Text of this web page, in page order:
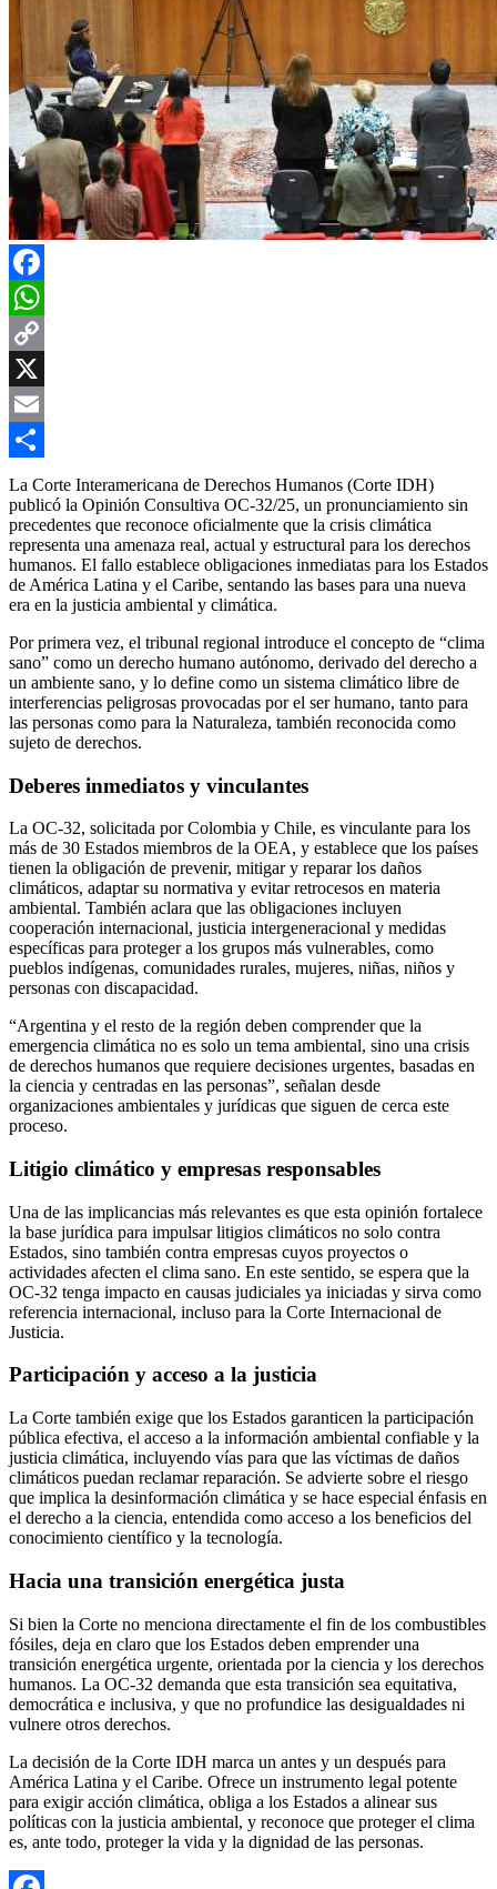
Facebook
WhatsApp
Copy
Link
X
Email
Compartir
La Corte Interamericana de Derechos Humanos (Corte IDH)
publicó la Opinión Consultiva OC-32/25, un pronunciamiento sin
precedentes que reconoce oficialmente que la crisis climática
representa una amenaza real, actual y estructural para los derechos
humanos. El fallo establece obligaciones inmediatas para los Estados
de América Latina y el Caribe, sentando las bases para una nueva
era en la justicia ambiental y climática.
Por primera vez, el tribunal regional introduce el concepto de “clima
sano” como un derecho humano autónomo, derivado del derecho a
un ambiente sano, y lo define como un sistema climático libre de
interferencias peligrosas provocadas por el ser humano, tanto para
las personas como para la Naturaleza, también reconocida como
sujeto de derechos.
Deberes inmediatos y vinculantes
La OC-32, solicitada por Colombia y Chile, es vinculante para los
más de 30 Estados miembros de la OEA, y establece que los países
tienen la obligación de prevenir, mitigar y reparar los daños
climáticos, adaptar su normativa y evitar retrocesos en materia
ambiental. También aclara que las obligaciones incluyen
cooperación internacional, justicia intergeneracional y medidas
específicas para proteger a los grupos más vulnerables, como
pueblos indígenas, comunidades rurales, mujeres, niñas, niños y
personas con discapacidad.
“Argentina y el resto de la región deben comprender que la
emergencia climática no es solo un tema ambiental, sino una crisis
de derechos humanos que requiere decisiones urgentes, basadas en
la ciencia y centradas en las personas”, señalan desde
organizaciones ambientales y jurídicas que siguen de cerca este
proceso.
Litigio climático y empresas responsables
Una de las implicancias más relevantes es que esta opinión fortalece
la base jurídica para impulsar litigios climáticos no solo contra
Estados, sino también contra empresas cuyos proyectos o
actividades afecten el clima sano. En este sentido, se espera que la
OC-32 tenga impacto en causas judiciales ya iniciadas y sirva como
referencia internacional, incluso para la Corte Internacional de
Justicia.
Participación y acceso a la justicia
La Corte también exige que los Estados garanticen la participación
pública efectiva, el acceso a la información ambiental confiable y la
justicia climática, incluyendo vías para que las víctimas de daños
climáticos puedan reclamar reparación. Se advierte sobre el riesgo
que implica la desinformación climática y se hace especial énfasis en
el derecho a la ciencia, entendida como acceso a los beneficios del
conocimiento científico y la tecnología.
Hacia una transición energética justa
Si bien la Corte no menciona directamente el fin de los combustibles
fósiles, deja en claro que los Estados deben emprender una
transición energética urgente, orientada por la ciencia y los derechos
humanos. La OC-32 demanda que esta transición sea equitativa,
democrática e inclusiva, y que no profundice las desigualdades ni
vulnere otros derechos.
La decisión de la Corte IDH marca un antes y un después para
América Latina y el Caribe. Ofrece un instrumento legal potente
para exigir acción climática, obliga a los Estados a alinear sus
políticas con la justicia ambiental, y reconoce que proteger el clima
es, ante todo, proteger la vida y la dignidad de las personas.